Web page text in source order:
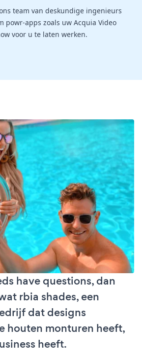
team van deskundige ingenieurs
powr-apps zoals uw Acquia Video
voor u te laten werken.
have questions, dan
rbia shades, een
dat designs
houten monturen heeft,
heeft.